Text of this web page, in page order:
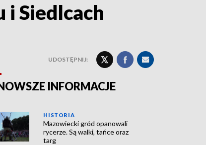
i Siedlcach
UDOSTĘPNIJ:
INFORMACJE
HISTORIA
Mazowiecki gród opanowali
rycerze. Są walki, tańce oraz
targ